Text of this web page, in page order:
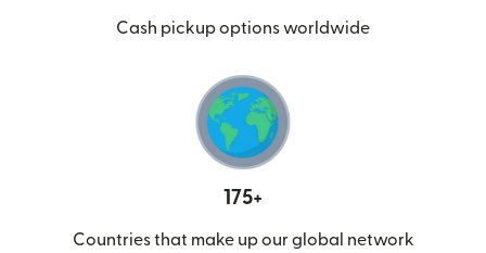
Cash pickup options worldwide
175+
Countries that make up our global network